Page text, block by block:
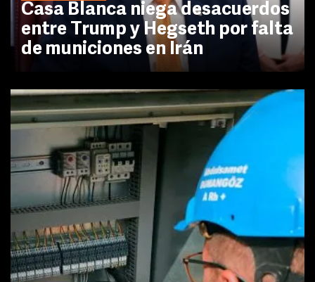
Casa Blanca niega desacuerdos
entre Trump y Hegseth por falta
de municiones en Irán